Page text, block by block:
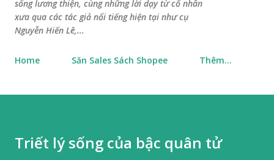
sống lương thiện, cùng những lời dạy từ cổ nhân
xưa qua các tác giả nổi tiếng hiện tại như cụ
Nguyễn Hiến Lê,...
Home Săn Sales Sách Shopee Thêm…
Triết lý sống của bậc quân tử